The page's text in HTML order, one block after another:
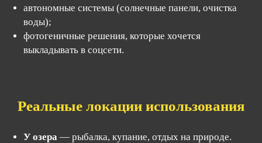
автономные системы (солнечные панели, очистка
воды);
фотогеничные решения, которые хочется
выкладывать в соцсети.
Реальные локации использования
У озера — рыбалка, купание, отдых на природе.
В контакте